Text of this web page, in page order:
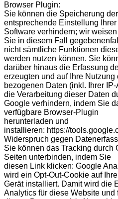
Browser Plugin:
Sie können die Speicherung
entsprechende Einstellung
Software verhindern; wir
Sie in diesem Fall
nicht sämtliche Funktionen
werden nutzen können. Sie
darüber hinaus die Erfassung
erzeugten und auf Ihre Nutzung
bezogenen Daten (inkl. Ihrer
die Verarbeitung dieser Daten
Google verhindern, indem Sie
verfügbare Browser-Plugin
herunterladen und
installieren: https://
Widerspruch gegen
Sie können das Tracking durch
Seiten unterbinden, indem Sie
diesen Link klicken: Google
wird ein Opt-Out-Cookie auf
Gerät installiert. Damit wird die
Analytics für diese Website und